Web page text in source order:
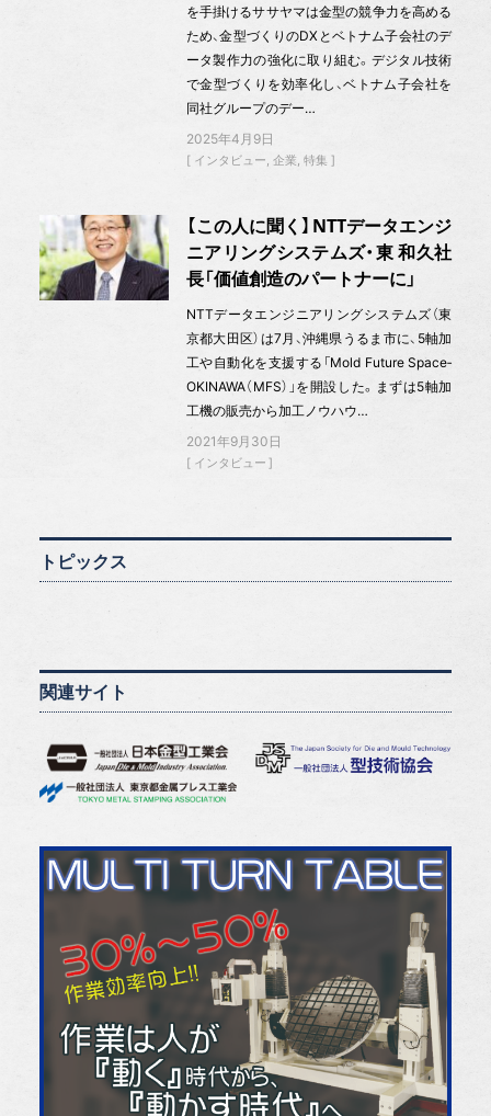
を手掛けるササヤマは金型の競争力を高める
ため、金型づくりのDXとベトナム子会社のデ
ータ製作力の強化に取り組む。デジタル技術
で金型づくりを効率化し、ベトナム子会社を
同社グループのデー…
2025年4月9日
インタビュー 企業 特集
【この人に聞く】NTTデータエンジ
ニアリングシステムズ・東 和久社
長「価値創造のパートナーに」
NTTデータエンジニアリングシステムズ（東
京都大田区）は7月、沖縄県うるま市に、5軸加
工や自動化を支援する「Mold Future Space‐
OKINAWA（MFS）」を開設した。まずは5軸加
工機の販売から加工ノウハウ…
2021年9月30日
インタビュー
トピックス
関連サイト